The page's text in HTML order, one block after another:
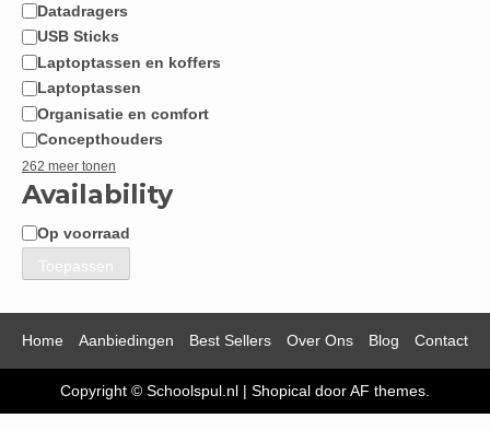
Datadragers
USB Sticks
Laptoptassen en koffers
Laptoptassen
Organisatie en comfort
Concepthouders
262 meer tonen
Availability
Beschikbaarheid
Op voorraad
Toepassen
Home Aanbiedingen Best Sellers Over Ons Blog Contact
Copyright © Schoolspul.nl | Shopical door AF themes.